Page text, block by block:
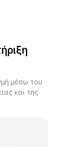
μέσω του
και της